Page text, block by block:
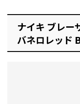
ナイキ ブレー
バネロレッド